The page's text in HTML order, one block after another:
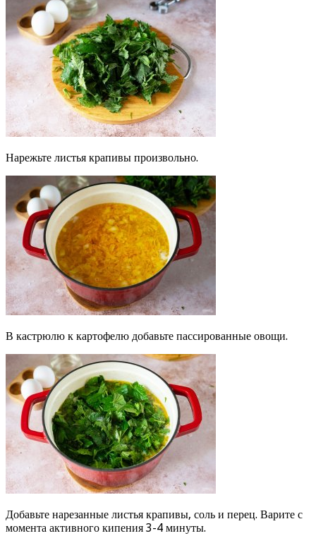
Нарежьте листья крапивы произвольно.
В кастрюлю к картофелю добавьте пассированные овощи.
Добавьте нарезанные листья крапивы, соль и перец. Варите с
момента активного кипения 3-4 минуты.